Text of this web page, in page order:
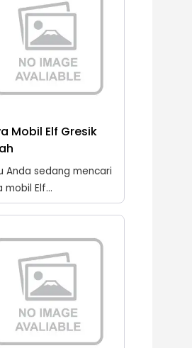
Mobil Elf Gresik
Anda sedang mencari
mobil Elf...